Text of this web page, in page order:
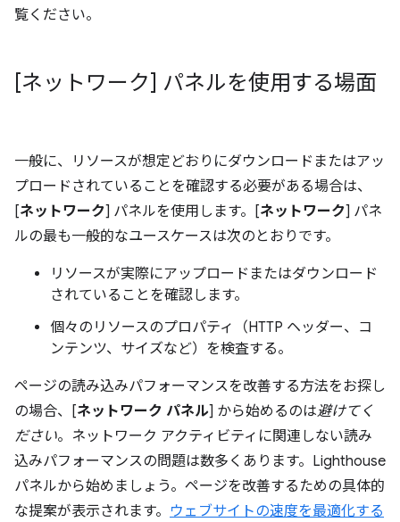
覧ください。
[ネットワーク] パネルを使用する場面
一般に、リソースが想定どおりにダウンロードまたはアッ
プロードされていることを確認する必要がある場合は、
[ネットワーク] パネルを使用します。[ネットワーク] パネ
ルの最も一般的なユースケースは次のとおりです。
リソースが実際にアップロードまたはダウンロード
されていることを確認します。
個々のリソースのプロパティ（HTTP ヘッダー、コ
ンテンツ、サイズなど）を検査する。
ページの読み込みパフォーマンスを改善する方法をお探し
の場合、[ネットワーク パネル] から始めるのは避けてく
ださい。ネットワーク アクティビティに関連しない読み
込みパフォーマンスの問題は数多くあります。Lighthouse
パネルから始めましょう。ページを改善するための具体的
な提案が表示されます。 ウェブサイトの速度を最適化する